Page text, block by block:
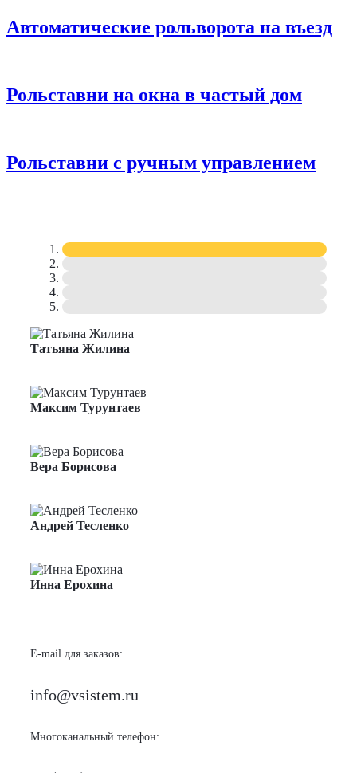
Автоматические рольворота на въезд
Рольставни на окна в частый дом
Рольставни с ручным управлением
Татьяна Жилина
Максим Турунтаев
Вера Борисова
Андрей Тесленко
Инна Ерохина
E-mail для заказов:
info@vsistem.ru
Многоканальный телефон: